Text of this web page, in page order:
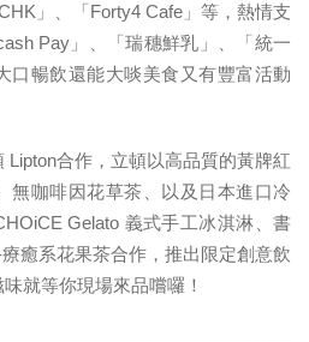
」、「Forty4 Cafe」等，熱情支
Pay」​​、「瑞穗鮮乳」、「統一
口暢飲還能大啖美食又有豐富活動
合作，立頓以高品質的黃牌紅
無咖啡因花草茶、以及日本進口冷
Gelato 義式手工冰淇淋、書
癒系花果茶合作，推出限定創意飲
就等你現場來品嚐囉！